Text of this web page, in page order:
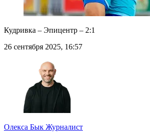
Кудривка – Эпицентр – 2:1
26 сентября 2025, 16:57
Олекса Бык Журналист